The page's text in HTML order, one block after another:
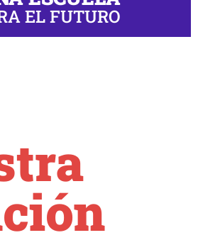
EL FUTURO